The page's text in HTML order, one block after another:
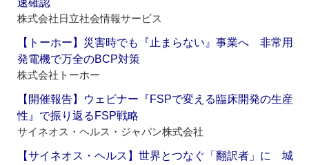
速確認
株式会社日立社会情報サービス
【トーホー】災害時でも『止まらない』事業へ 非常用
発電機で万全のBCP対策
株式会社トーホー
【開催報告】ウェビナー『FSPで変える臨床開発の生産
性』で振り返るFSP戦略
サイネオス・ヘルス・ジャパン株式会社
【サイネオス・ヘルス】世界とつなぐ「翻訳者」に 城